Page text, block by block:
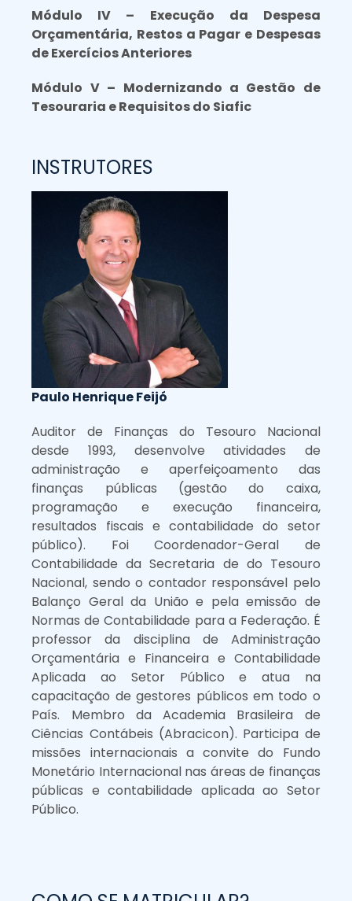
Módulo IV – Execução da Despesa
Orçamentária, Restos a Pagar e Despesas
de Exercícios Anteriores
Módulo V – Modernizando a Gestão de
Tesouraria e Requisitos do Siafic
INSTRUTORES
Paulo Henrique Feijó
Auditor de Finanças do Tesouro Nacional
desde 1993, desenvolve atividades de
administração e aperfeiçoamento das
finanças públicas (gestão do caixa,
programação e execução financeira,
resultados fiscais e contabilidade do setor
público). Foi Coordenador-Geral de
Contabilidade da Secretaria de do Tesouro
Nacional, sendo o contador responsável pelo
Balanço Geral da União e pela emissão de
Normas de Contabilidade para a Federação. É
professor da disciplina de Administração
Orçamentária e Financeira e Contabilidade
Aplicada ao Setor Público e atua na
capacitação de gestores públicos em todo o
País. Membro da Academia Brasileira de
Ciências Contábeis (Abracicon). Participa de
missões internacionais a convite do Fundo
Monetário Internacional nas áreas de finanças
públicas e contabilidade aplicada ao Setor
Público.